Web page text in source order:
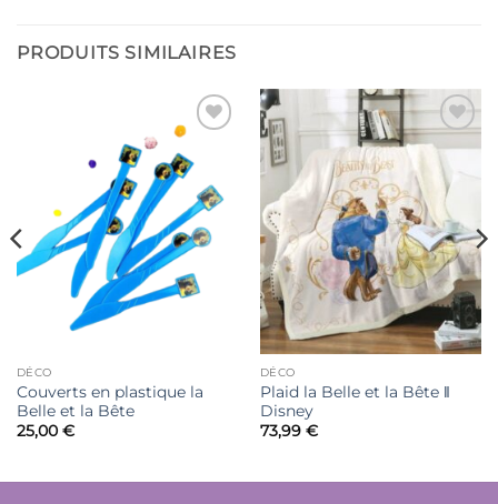
PRODUITS SIMILAIRES
à la liste
souhaits
DÉCO
Couverts en plastique la
Belle et la Bête
25,00 €
Ajouter
de
souhaits
DÉCO
Plaid la Belle et la Bête ‖
Disney
73,99 €